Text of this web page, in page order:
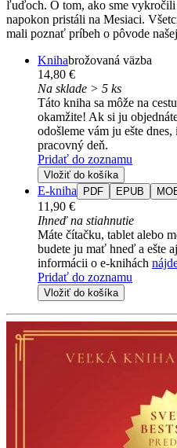
ľuďoch. O tom, ako sme
napokon pristáli na Mesiaci.
mali poznať príbeh o pôvode
Knihabrožovaná väzba
14,80 €
Na sklade > 5 ks
Táto kniha sa môže na
okamžite! Ak si ju
odošleme vám ju ešte
pracovný deň.
Pridať do zoznamu
Vložiť do košíka
E-kniha PDF EPUB
11,90 €
Ihneď na stiahnutie
Máte čítačku, tablet alebo
budete ju mať hneď a ešte
informácii o e-knihách
Pridať do zoznamu
Vložiť do košíka